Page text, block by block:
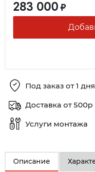
283 000 ₽
Под заказ от 1 дня
Доставка от 500р
Услуги монтажа
Описание